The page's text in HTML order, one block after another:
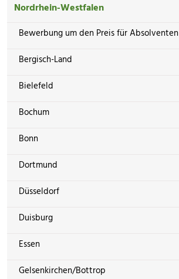
Nordrhein-Westfalen
Bewerbung um den Preis für Absolventen
Bergisch-Land
Bielefeld
Bochum
Bonn
Dortmund
Düsseldorf
Duisburg
Essen
Gelsenkirchen/Bottrop